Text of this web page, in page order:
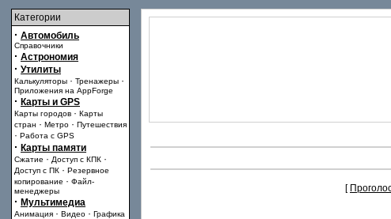
Категории
· Автомобиль
Справочники
· Астрономия
· Утилиты
Калькуляторы · Тренажеры ·
Приложения на AppForge
· Карты и GPS
Карты городов · Карты
стран · Метро · Путешествия
· Работа с GPS
· Карты памяти
Сжатие · Доступ с КПК ·
Доступ с ПК · Резервное
копирование · Файл-
менеджеры
· Мультимедиа
Анимация · Видео · Графика
[